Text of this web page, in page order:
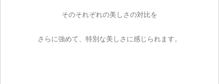
そのそれぞれの美しさの対比を
さらに強めて、特別な美しさに感じられます。